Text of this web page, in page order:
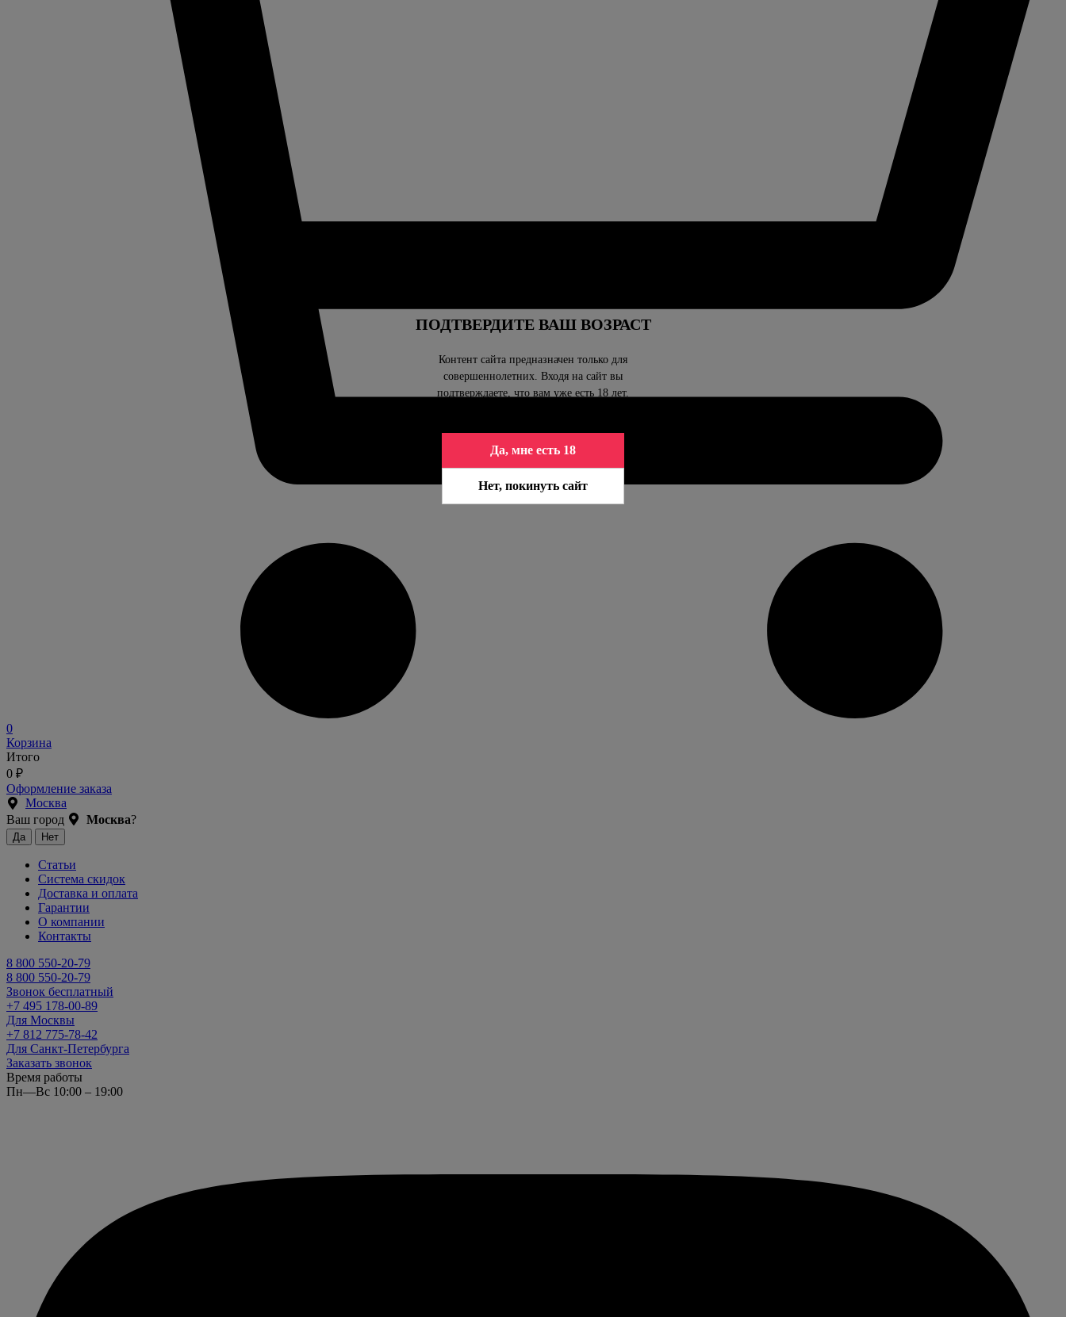
ПОДТВЕРДИТЕ ВАШ ВОЗРАСТ
Контент сайта предназначен только для
совершеннолетних. Входя на сайт вы
подтверждаете, что вам уже есть 18 лет.
Да, мне есть 18
Нет, покинуть сайт
0
Корзина
Итого
0 ₽
Оформление заказа
Москва
Ваш город
Москва?
Статьи
Система скидок
Доставка и оплата
Гарантии
О компании
Контакты
8 800 550-20-79
8 800 550-20-79
Звонок бесплатный
+7 495 178-00-89
Для Москвы
+7 812 775-78-42
Для Санкт-Петербурга
Заказать звонок
Время работы
Пн—Вс 10:00 – 19:00